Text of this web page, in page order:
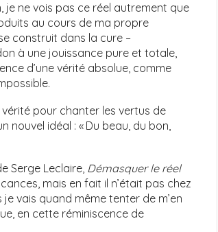
ne vois pas ce réel autrement que
au cours de ma propre
construit dans la cure –
à une jouissance pure et totale,
d’une vérité absolue, comme
pour chanter les vertus de
nouvel idéal : « Du beau, du bon,
Serge Leclaire, Démasquer le réel
mais en fait il n’était pas chez
je vais quand même tenter de m’en
en cette réminiscence de